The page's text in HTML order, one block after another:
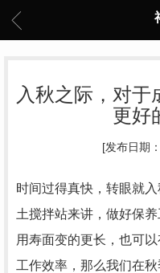
入秋之际，对于
更好
[发布日期
时间过得真快，转眼就
土搅拌站来讲，做好保
用寿面变的更长，也可
工作效率，那么我们在